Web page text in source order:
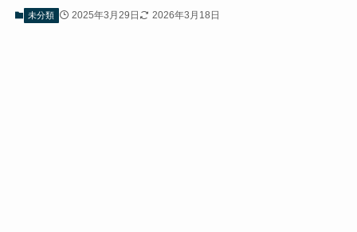
未分類 2025年3月29日 2026年3月18日